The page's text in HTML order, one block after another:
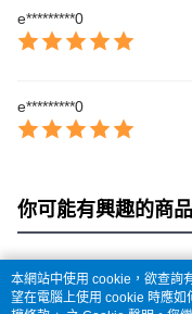
e*********0
e*********0
你可能有興趣的商品
熱門標籤
本網站中使用 cookie，欲查詢
望在電腦上使用 cookie 時應